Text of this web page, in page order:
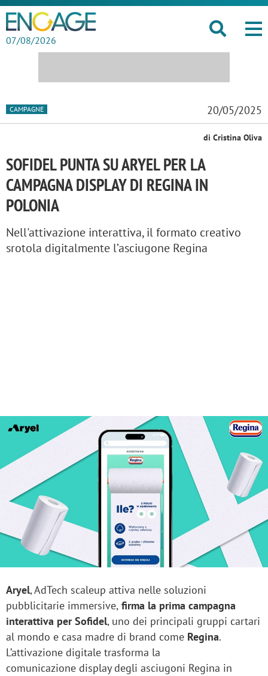
07/08/2026
CAMPAGNE 20/05/2025
di Cristina Oliva
SOFIDEL PUNTA SU ARYEL PER LA
CAMPAGNA DISPLAY DI REGINA IN
POLONIA
Nell'attivazione interattiva, il formato creativo
srotola digitalmente l’asciugone Regina
Aryel, AdTech scaleup attiva nelle soluzioni
pubblicitarie immersive, firma la prima campagna
interattiva per Sofidel, uno dei principali gruppi cartari
al mondo e casa madre di brand come Regina.
L’attivazione digitale trasforma la
comunicazione display degli asciugoni Regina in